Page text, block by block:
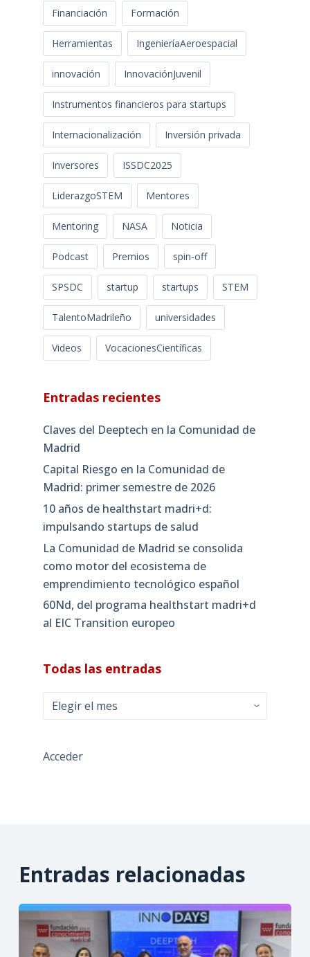
Financiación Formación
Herramientas IngenieríaAeroespacial
innovación InnovaciónJuvenil
Instrumentos financieros para startups
Internacionalización Inversión privada
Inversores ISSDC2025
LiderazgoSTEM Mentores
Mentoring NASA Noticia
Podcast Premios spin-off
SPSDC startup startups STEM
TalentoMadrileño universidades
Videos VocacionesCientíficas
Entradas recientes
Claves del Deeptech en la Comunidad de
Madrid
Capital Riesgo en la Comunidad de
Madrid: primer semestre de 2026
10 años de healthstart madri+d:
impulsando startups de salud
La Comunidad de Madrid se consolida
como motor del ecosistema de
emprendimiento tecnológico español
60Nd, del programa healthstart madri+d
al EIC Transition europeo
Todas las entradas
Todas
las
Acceder
Entradas relacionadas